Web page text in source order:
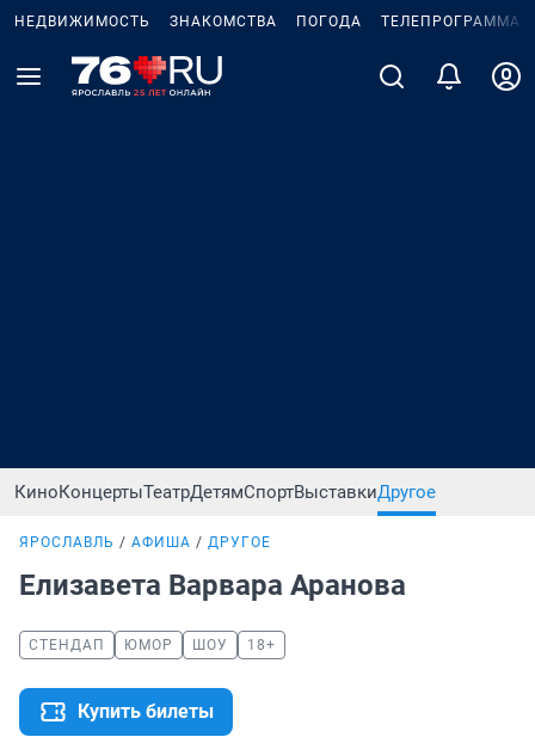
НЕДВИЖИМОСТЬ ЗНАКОМСТВА ПОГОДА ТЕЛЕПРОГРАММА
КиноКонцертыТеатрДетямСпортВыставкиДругое
ЯРОСЛАВЛЬ АФИША ДРУГОЕ
Елизавета Варвара Аранова
СТЕНДАП ЮМОР ШОУ 18+
Купить билеты